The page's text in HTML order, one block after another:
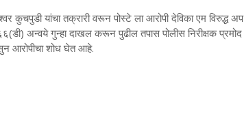
कुचपुडी यांचा तक्रारी वरून पोस्टे ला आरोपी देविका एम विरुद्ध अप
अन्वये गुन्हा दाखल करून पुढील तपास पोलीस निरीक्षक प्रमोद
आरोपीचा शोध घेत आहे.